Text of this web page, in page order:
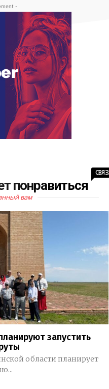
-
понравиться
вам
запустить
области планирует